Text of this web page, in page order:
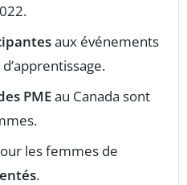
aux événements
PMEau Canada sont
les femmes de
.